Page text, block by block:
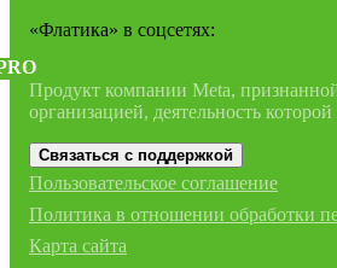
«Флатика» в соцсетях:
Продукт компании Meta,
организацией, деятельность
Связаться с поддержкой
Пользовательское соглашение
Политика в отношении обработки
Карта сайта